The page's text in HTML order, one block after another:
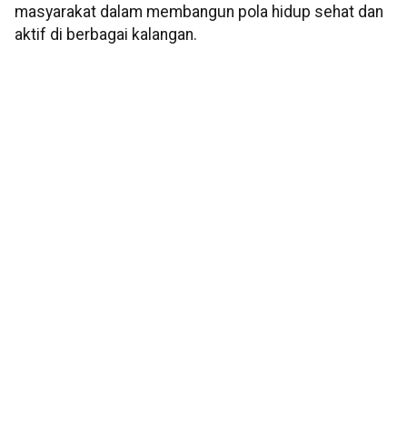
masyarakat dalam membangun pola hidup sehat dan
aktif di berbagai kalangan.